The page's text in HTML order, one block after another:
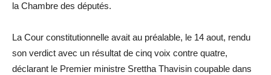
la Chambre des députés.
La Cour constitutionnelle avait au préalable, le 14 aout, rendu
son verdict avec un résultat de cinq voix contre quatre,
déclarant le Premier ministre Srettha Thavisin coupable dans